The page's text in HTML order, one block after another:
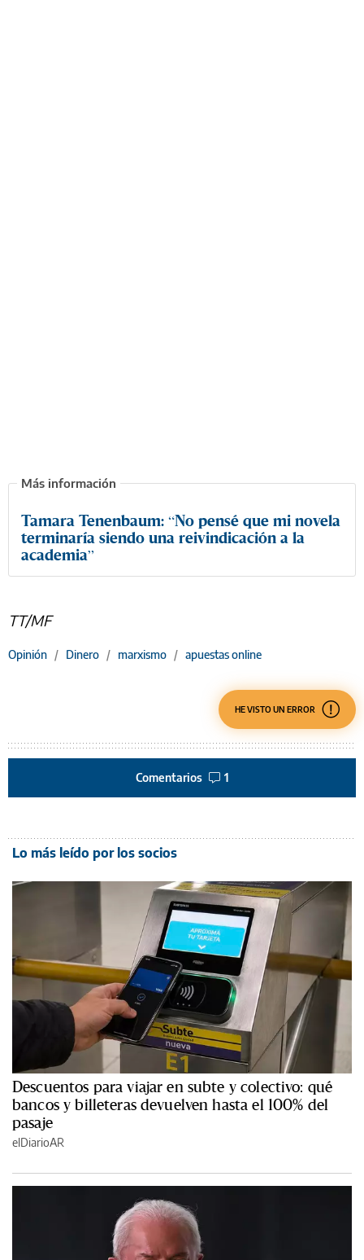
Tamara Tenenbaum: “No pensé que mi novela
terminaría siendo una reivindicación a la
academia”
TT/MF
Opinión / Dinero / marxismo / apuestas online
HE VISTO UN ERROR
Comentarios 1
Lo más leído por los socios
Descuentos para viajar en subte y colectivo: qué
bancos y billeteras devuelven hasta el 100% del
pasaje
elDiarioAR